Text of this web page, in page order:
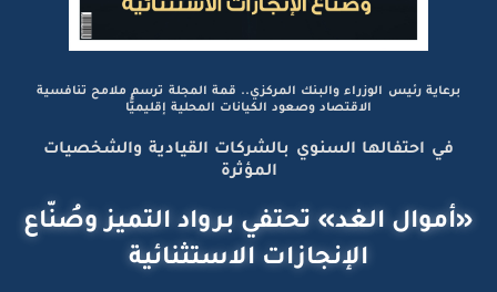
برعاية رئيس الوزراء والبنك المركزي.. قمة المجلة ترسم ملامح تنافسية
الاقتصاد وصعود الكيانات المحلية إقليميًّا
في احتفالها السنوي بالشركات القيادية والشخصيات
المؤثرة
«أموال الغد» تحتفي برواد التميز وصُنّاع